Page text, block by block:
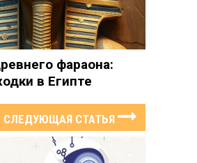
фараона:
в Египте
СЛЕДУЮЩАЯ СТАТЬЯ